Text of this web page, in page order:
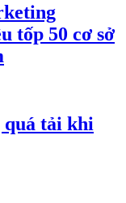
tốp 50 cơ sở
quá tải khi